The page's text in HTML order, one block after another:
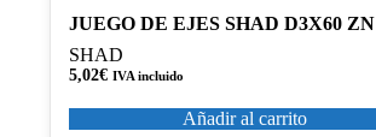
JUEGO DE EJES SHAD D3X60 ZN
SHAD
5,02€ IVA incluido
Añadir al carrito